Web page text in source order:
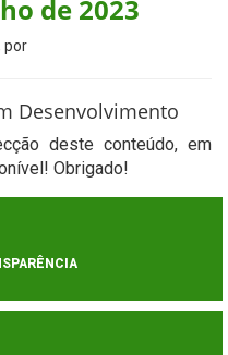
de 2023
por
Desenvolvimento
deste conteúdo, em
Obrigado!